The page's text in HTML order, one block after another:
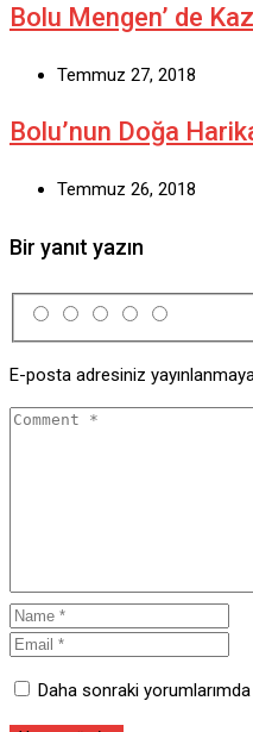
Bolu Mengen’ de
Temmuz 27, 2018
Bolu’nun Doğa
Temmuz 26, 2018
Bir yanıt yazın
E-posta adresiniz
Daha sonraki